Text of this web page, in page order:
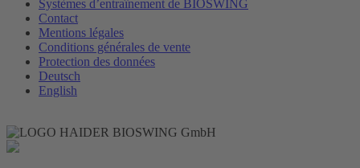
Systèmes d’entraînement de BIOSWING
Contact
Mentions légales
Conditions générales de vente
Protection des données
Deutsch
English